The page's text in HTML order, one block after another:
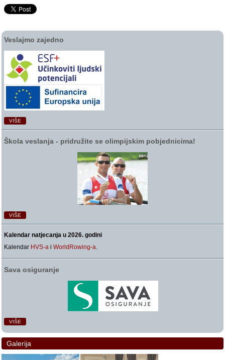
Veslajmo zajedno
VIŠE
Škola veslanja ‑ pridružite se olimpijskim pobjednicima!
VIŠE
Kalendar natjecanja u 2026. godini
Kalendar HVS-a iWorldRowing-a.
Sava osiguranje
VIŠE
Galerija